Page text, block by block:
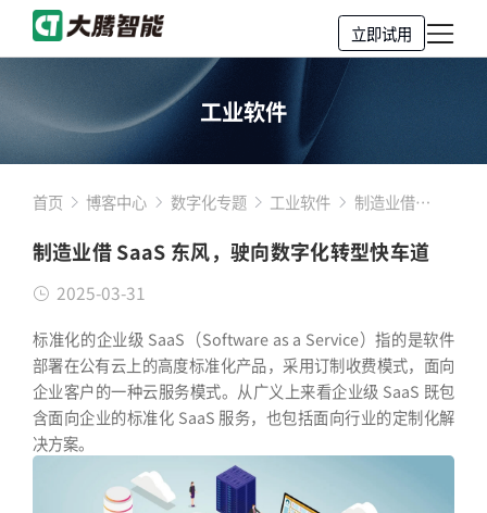
立即试用
工业软件
首页 博客中心 数字化专题 工业软件
制造业借
驶向数字化转
制造业借 SaaS 东风，驶向数字化转型快车道
2025-03-31
标准化的企业级 SaaS（Software as a Service）指的是软件
部署在公有云上的高度标准化产品，采用订制收费模式，面向
企业客户的一种云服务模式。从广义上来看企业级 SaaS 既包
含面向企业的标准化 SaaS 服务，也包括面向行业的定制化解
决方案。